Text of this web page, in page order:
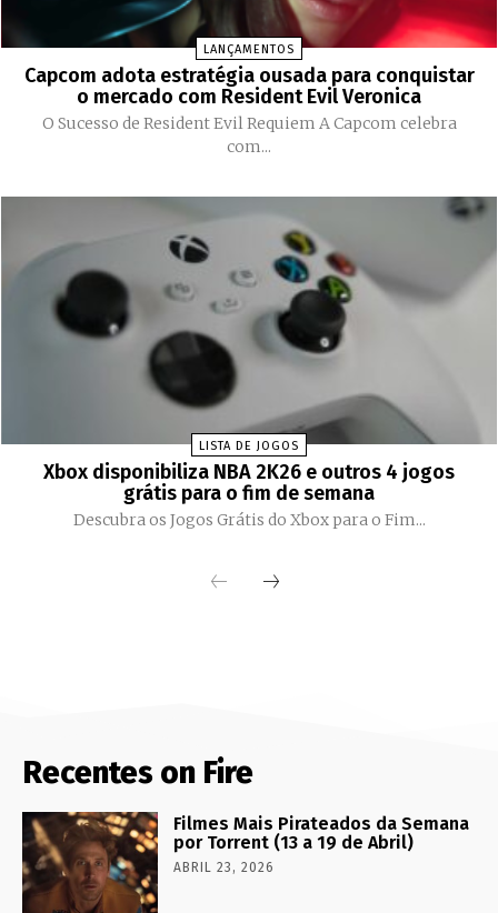
LANÇAMENTOS
Capcom adota estratégia ousada para conquistar
o mercado com Resident Evil Veronica
O Sucesso de Resident Evil Requiem A Capcom celebra
com...
LISTA DE JOGOS
Xbox disponibiliza NBA 2K26 e outros 4 jogos
grátis para o fim de semana
Descubra os Jogos Grátis do Xbox para o Fim...
Recentes on Fire
Filmes Mais Pirateados da Semana
por Torrent (13 a 19 de Abril)
ABRIL 23, 2026